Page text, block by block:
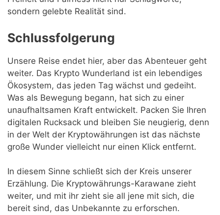
sondern gelebte Realität sind.
Schlussfolgerung
Unsere Reise endet hier, aber das Abenteuer geht
weiter. Das Krypto Wunderland ist ein lebendiges
Ökosystem, das jeden Tag wächst und gedeiht.
Was als Bewegung begann, hat sich zu einer
unaufhaltsamen Kraft entwickelt. Packen Sie Ihren
digitalen Rucksack und bleiben Sie neugierig, denn
in der Welt der Kryptowährungen ist das nächste
große Wunder vielleicht nur einen Klick entfernt.
In diesem Sinne schließt sich der Kreis unserer
Erzählung. Die Kryptowährungs-Karawane zieht
weiter, und mit ihr zieht sie all jene mit sich, die
bereit sind, das Unbekannte zu erforschen.